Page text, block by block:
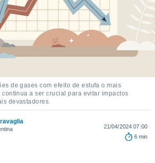
de gases com efeito de estufa o mais
a ser crucial para evitar impactos
devastadores.
21/04/2024 07:00
6 min